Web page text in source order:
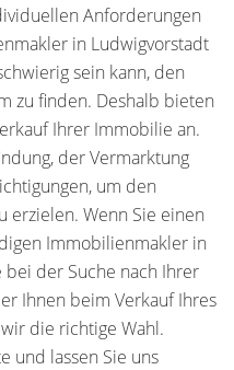
Anforderungen
in Ludwigvorstadt
sein kann, den
zu finden. Deshalb bieten
Ihrer Immobilie an.
der Vermarktung
um den
erzielen. Wenn Sie einen
Immobilienmakler in
bei der Suche nach Ihrer
Ihnen beim Verkauf Ihres
die richtige Wahl.
und lassen Sie uns